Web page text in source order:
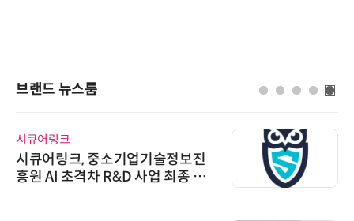
브랜드 뉴스룸
시큐어링크
시큐어링크, 중소기업기술정보진
흥원 AI 초격차 R&D 사업 최종 선